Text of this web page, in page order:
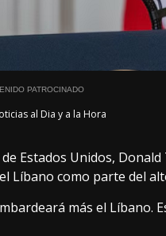
PATROCINADO
al Dia y a la Hora
Estados Unidos,
Líbano como parte del
más el Líbano.